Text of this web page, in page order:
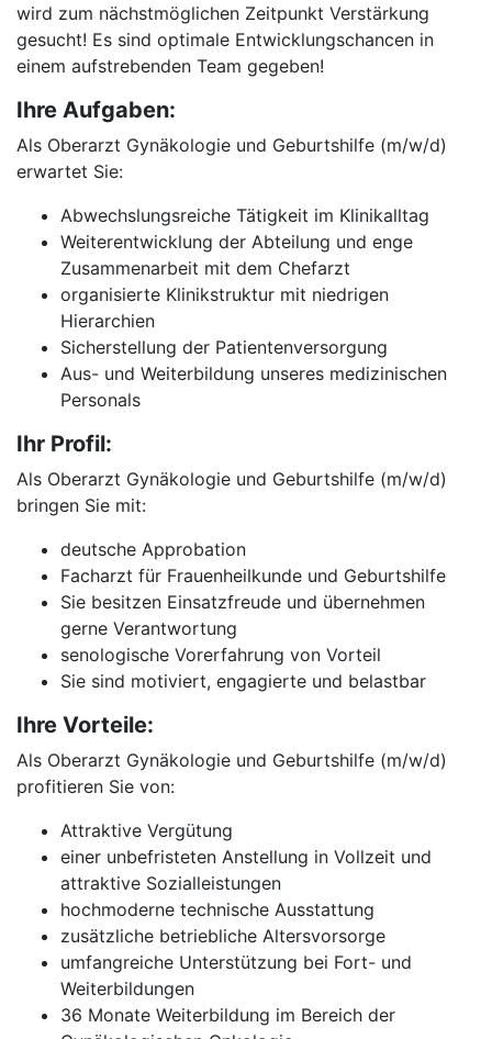
wird zum nächstmöglichen Zeitpunkt Verstärkung
gesucht! Es sind optimale Entwicklungschancen in
einem aufstrebenden Team gegeben!
Ihre Aufgaben:
Als Oberarzt Gynäkologie und Geburtshilfe (m/w/d)
erwartet Sie:
Abwechslungsreiche Tätigkeit im Klinikalltag
Weiterentwicklung der Abteilung und enge
Zusammenarbeit mit dem Chefarzt
organisierte Klinikstruktur mit niedrigen
Hierarchien
Sicherstellung der Patientenversorgung
Aus- und Weiterbildung unseres medizinischen
Personals
Ihr Profil:
Als Oberarzt Gynäkologie und Geburtshilfe (m/w/d)
bringen Sie mit:
deutsche Approbation
Facharzt für Frauenheilkunde und Geburtshilfe
Sie besitzen Einsatzfreude und übernehmen
gerne Verantwortung
senologische Vorerfahrung von Vorteil
Sie sind motiviert, engagierte und belastbar
Ihre Vorteile:
Als Oberarzt Gynäkologie und Geburtshilfe (m/w/d)
profitieren Sie von:
Attraktive Vergütung
einer unbefristeten Anstellung in Vollzeit und
attraktive Sozialleistungen
hochmoderne technische Ausstattung
zusätzliche betriebliche Altersvorsorge
umfangreiche Unterstützung bei Fort- und
Weiterbildungen
36 Monate Weiterbildung im Bereich der